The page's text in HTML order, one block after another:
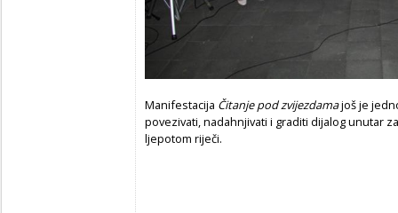
Manifestacija Čitanje pod zvijezdamajoš je
povezivati, nadahnjivati i graditi dijalog unutar
ljepotom riječi.